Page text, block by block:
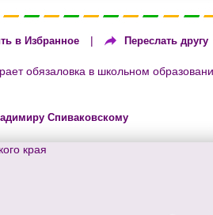
в Избранное | Переслать другу
обязаловка в школьном
Спиваковскому
края